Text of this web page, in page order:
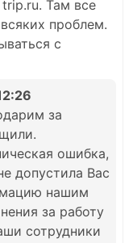
Там все
проблем.
с
за
ошибка,
допустила Вас
нашим
за работу
сотрудники